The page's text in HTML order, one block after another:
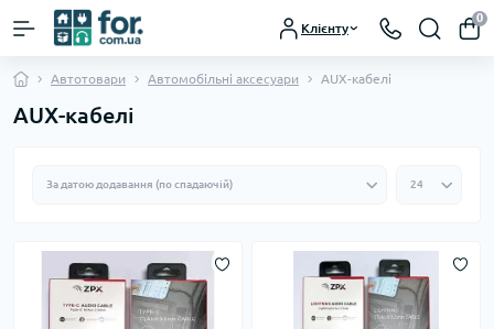
Клієнту
0
Автотовари Автомобільні аксесуари AUX-кабелі
AUX-кабелі